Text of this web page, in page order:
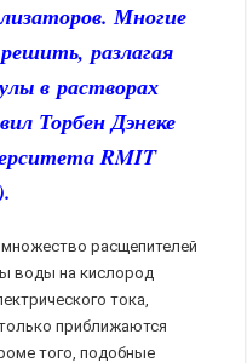
Многие
разлагая
в растворах
Торбен Дэнеке
RMIT
расщепителей
воды на кислород
тока,
приближаются
того, подобные